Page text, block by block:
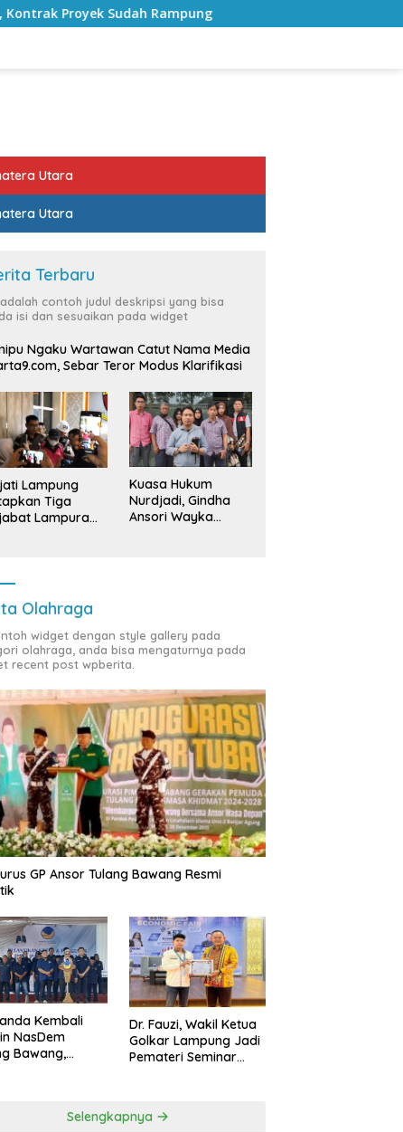
Bulan Kemerdekaan, Bupati Lampung
Utara
Utara
Terbaru
contoh judul deskripsi yang bisa
isi dan sesuaikan pada widget
Ngaku Wartawan Catut Nama Media
Sebar Teror Modus Klarifikasi
Lampung
Tiga
Lampura
Kuasa Hukum
Nurdjadi, Gindha
Ansori Wayka
Olahraga
widget dengan style gallery pada
olahraga, anda bisa mengaturnya pada
recent post wpberita.
GP Ansor Tulang Bawang Resmi
Kembali
NasDem
Bawang,
Dr. Fauzi, Wakil Ketua
Golkar Lampung Jadi
Pemateri Seminar
Kebangsaan
Selengkapnya